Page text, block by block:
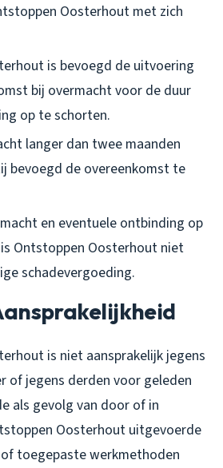
Oosterhout met zich
is bevoegd de uitvoering
bij overmacht voor de duur
op te schorten.
langer dan twee maanden
bevoegd de overeenkomst te
en eventuele ontbinding op
Ontstoppen Oosterhout niet
schadevergoeding.
is niet aansprakelijk jegens
of jegens derden voor geleden
als gevolg van door of in
Oosterhout uitgevoerde
toegepaste werkmethoden